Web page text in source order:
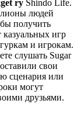
ry Shindo Life.
людей
получить
игр
и игрокам.
слушать Sugar
свои
сценария или
могут
друзьями.